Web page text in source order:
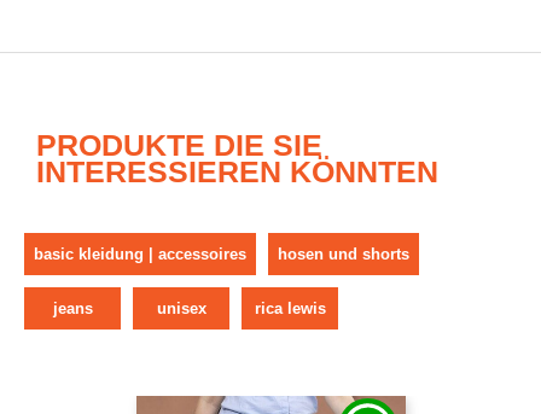
PRODUKTE DIE SIE
INTERESSIEREN KÖNNTEN
basic kleidung | accessoires hosen und shorts
jeans unisex rica lewis